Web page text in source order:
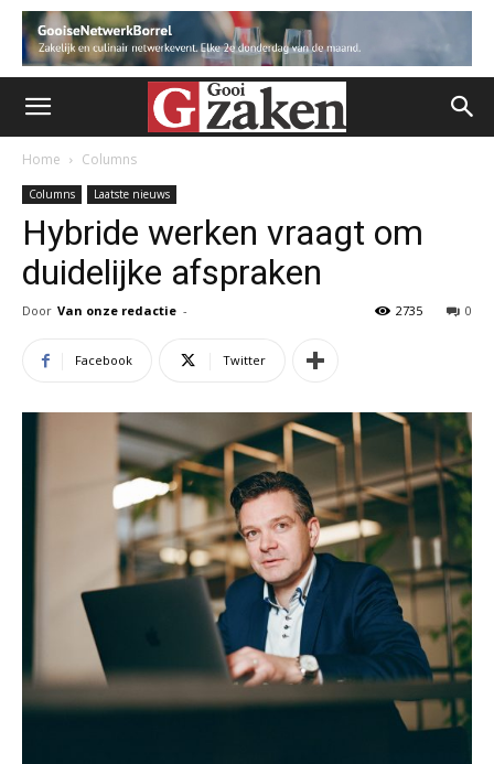
Home Columns
Columns Laatste nieuws
Hybride werken vraagt om
duidelijke afspraken
Door Van onze redactie - 0
2735
Facebook Twitter